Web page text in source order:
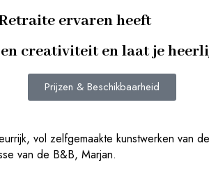
ervaren heeft
creativiteit en laat je
Prijzen & Beschikbaarheid
vol zelfgemaakte kunstwerken van de
van de B&B, Marjan.